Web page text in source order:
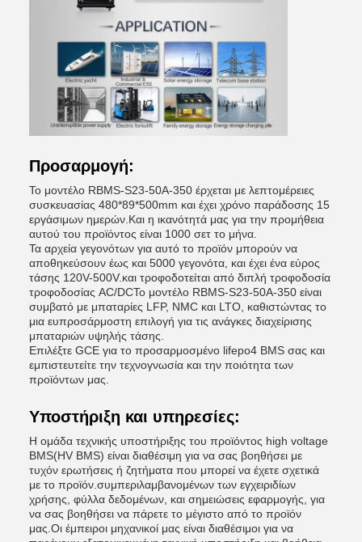
Προσαρμογή:
Το μοντέλο RBMS-S23-50A-350 έρχεται με λεπτομέρειες
συσκευασίας 480*89*500mm και έχει χρόνο παράδοσης 15
εργάσιμων ημερών.Και η ικανότητά μας για την προμήθεια
αυτού του προϊόντος είναι 1000 σετ το μήνα.
Τα αρχεία γεγονότων για αυτό το προϊόν μπορούν να
αποθηκεύσουν έως και 5000 γεγονότα, και έχει ένα εύρος
τάσης 120V-500V.και τροφοδοτείται από διπλή τροφοδοσία
τροφοδοσίας AC/DCΤο μοντέλο RBMS-S23-50A-350 είναι
συμβατό με μπαταρίες LFP, NMC και LTO, καθιστώντας το
μια ευπροσάρμοστη επιλογή για τις ανάγκες διαχείρισης
μπαταριών υψηλής τάσης.
Επιλέξτε GCE για το προσαρμοσμένο lifepo4 BMS σας και
εμπιστευτείτε την τεχνογνωσία και την ποιότητα των
προϊόντων μας.
Υποστήριξη και υπηρεσίες:
Η ομάδα τεχνικής υποστήριξης του προϊόντος high voltage
BMS(HV BMS) είναι διαθέσιμη για να σας βοηθήσει με
τυχόν ερωτήσεις ή ζητήματα που μπορεί να έχετε σχετικά
με το προϊόν.συμπεριλαμβανομένων των εγχειριδίων
χρήσης, φύλλα δεδομένων, και σημειώσεις εφαρμογής, για
να σας βοηθήσει να πάρετε το μέγιστο από το προϊόν
μας.Οι έμπειροι μηχανικοί μας είναι διαθέσιμοι για να